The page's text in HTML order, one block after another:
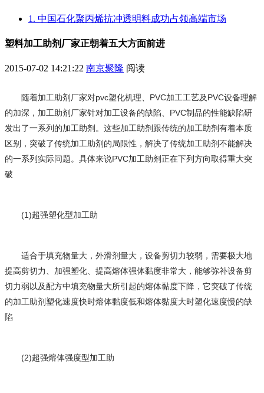
1. 中国石化聚丙烯抗冲透明料成功占领高端市场
塑料加工助剂厂家正朝着五大方面前进
2015-07-02 14:21:22 南京聚隆 阅读
随着加工助剂厂家对pvc塑化机理、PVC加工工艺及PVC设备理解
的加深，加工助剂厂家针对加工设备的缺陷、PVC制品的性能缺陷研
发出了一系列的加工助剂。这些加工助剂跟传统的加工助剂有着本质
区别，突破了传统加工助剂的局限性，解决了传统加工助剂不能解决
的一系列实际问题。具体来说PVC加工助剂正在下列方向取得重大突
破
(1)超强塑化型加工助
适合于填充物量大，外滑剂量大，设备剪切力较弱，需要极大地
提高剪切力、加强塑化、提高熔体强体黏度非常大，能够弥补设备剪
切力弱以及配方中填充物量大所引起的熔体黏度下降，它突破了传统
的加工助剂塑化速度快时熔体黏度低和熔体黏度大时塑化速度慢的缺
陷
(2)超强熔体强度型加工助